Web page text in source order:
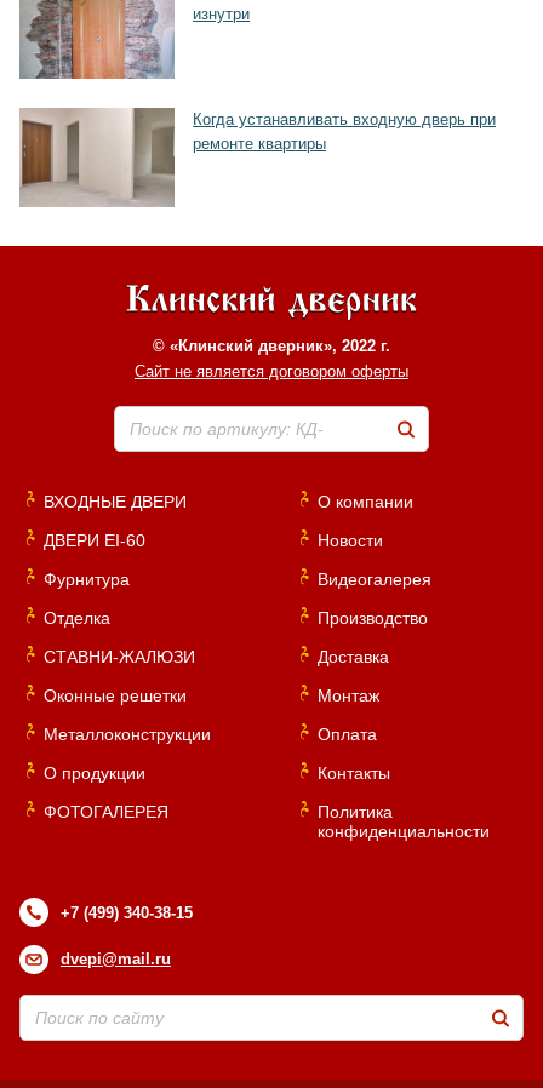
изнутри
Когда устанавливать входную дверь при
ремонте квартиры
© «Клинский дверник», 2022 г.
Сайт не является договором оферты
Поиск по артикулу: КД-
ВХОДНЫЕ ДВЕРИ
ДВЕРИ EI-60
Фурнитура
Отделка
СТАВНИ-ЖАЛЮЗИ
Оконные решетки
Металлоконструкции
О продукции
ФОТОГАЛЕРЕЯ
О компании
Новости
Видеогалерея
Производство
Доставка
Монтаж
Оплата
Контакты
Политика
конфиденциальности
+7 (499) 340-38-15
dvepi@mail.ru